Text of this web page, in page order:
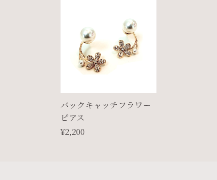
バックキャッチフラワー
ピアス
¥2,200